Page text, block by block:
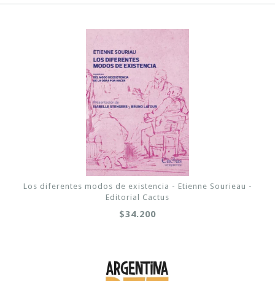
Los diferentes modos de existencia - Etienne Sourieau -
Editorial Cactus
$34.200